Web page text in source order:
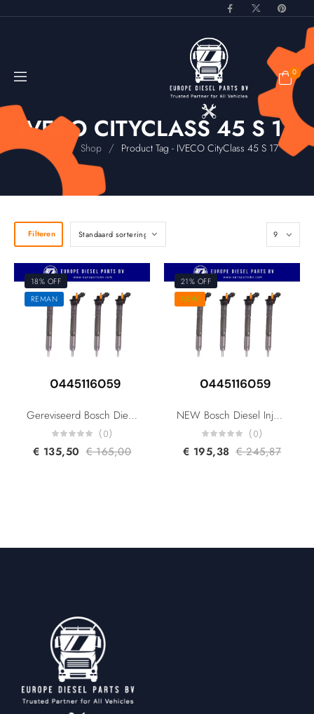
0
IVECO CITYCLASS 45 S 17
Home / Shop / Product Tag - IVECO CityClass 45 S 17
Filteren
18% OFF
REMAN
Gereviseerd Bosch Diesel Injector 0445116059 0445116019 580540211 504341488 1609848980 For Citroen Fiat Iveco Peugeot 3.00L Euro 5
(0)
€ 135,50 €165,00
21% OFF
NEW
NEW Bosch Diesel Injector 0445116059 0445116019 580540211 504341488 1609848980 For Citroen Fiat Iveco Peugeot 3.00L Euro 5
(0)
€ 195,38 €245,87